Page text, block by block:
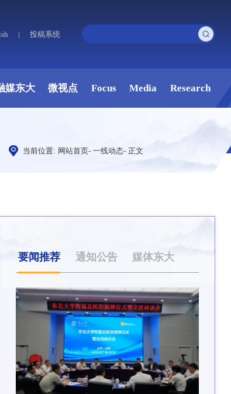
| 投稿系统
媒东大 微视点 Focus Media Research
当前位置: 网站首页- 一线动态- 正文
要闻推荐 通知公告 媒体东大